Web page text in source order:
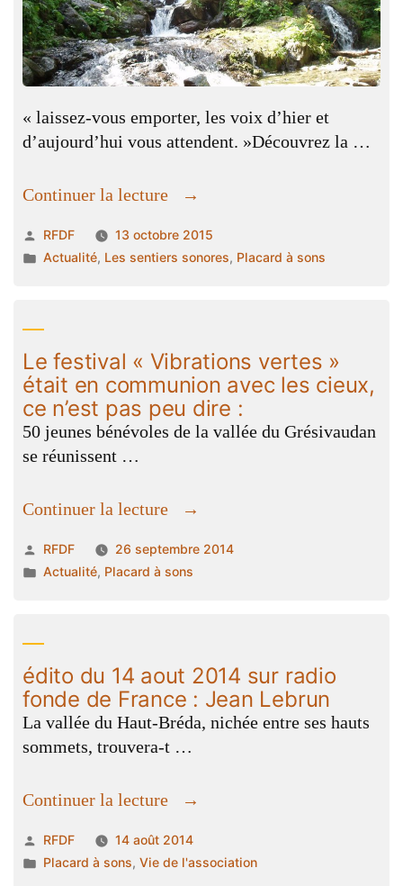
« laissez-vous emporter, les voix d’hier et
d’aujourd’hui vous attendent. »Découvrez la …
Continuer la lecture
« invitation
voyage
dans
Publié
par
RFDF
13 octobre 2015
Publié
Actualité, Les sentiers sonores, Placard à sons
Le festival « Vibrations vertes »
était en communion avec les cieux,
ce n’est pas peu dire :
50 jeunes bénévoles de la vallée du Grésivaudan
se réunissent …
Continuer la lecture
« Le
« Vibrations
vertes »
avec
les
cieux,
ce
pas
dire
: »
Publié
par
RFDF
26 septembre 2014
Publié
Actualité, Placard à sons
édito du 14 aout 2014 sur radio
fonde de France : Jean Lebrun
La vallée du Haut-Bréda, nichée entre ses hauts
sommets, trouvera-t …
Continuer la lecture
« édito
14
aout
Publié
par
RFDF
14 août 2014
Publié
Placard à sons,Vie de l'association